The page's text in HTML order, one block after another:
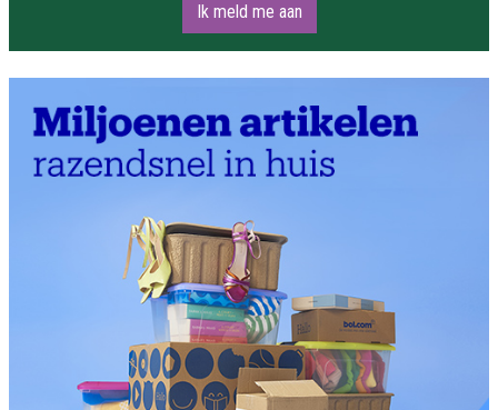
Ik meld me aan